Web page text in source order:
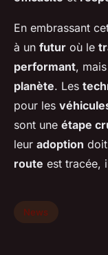
En embrassant
à un futur où le
performant,
planète. Les
pour les
sont une étape
leur adoption
route est tracée,
News